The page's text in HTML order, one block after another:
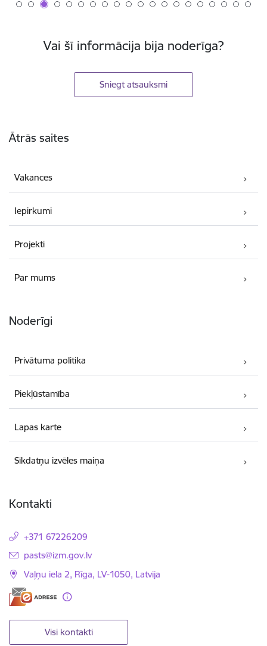
Vai šī informācija bija noderīga?
Sniegt atsauksmi
Ātrās saites
Vakances
Iepirkumi
Projekti
Par mums
Noderīgi
Privātuma politika
Piekļūstamība
Lapas karte
Sīkdatņu izvēles maiņa
Kontakti
+371 67226209
E-pasts:
pasts@izm.gov.lv
Vaļņu iela 2, Rīga, LV-1050, Latvija
Visi kontakti